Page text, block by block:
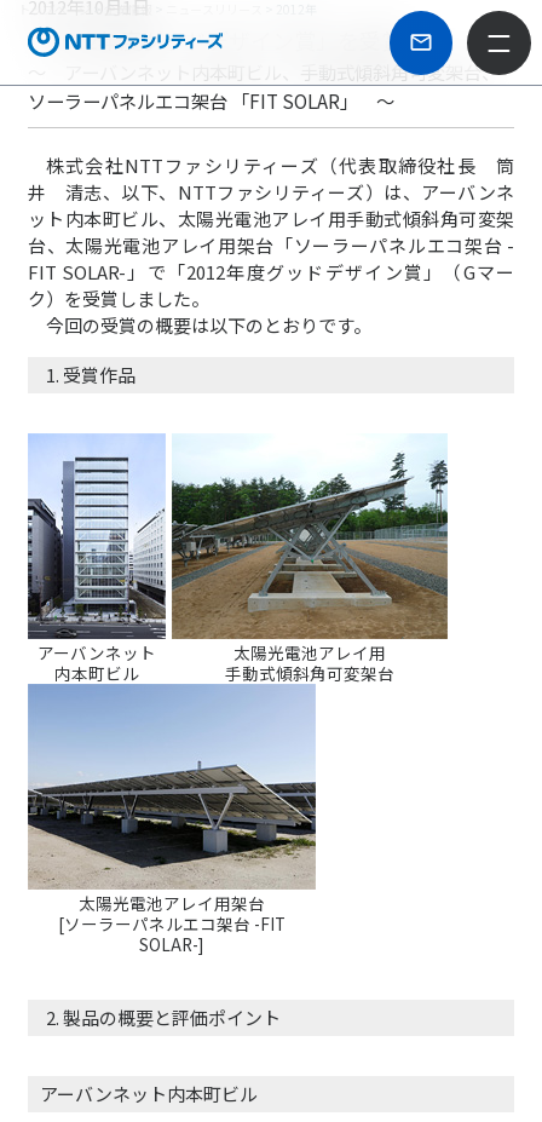
トップページ > 企業情報
2012年10月1日
「2012年度グッドデザイン賞」を受賞
～ アーバンネット内本町ビル、手動式傾斜角可変架台、
ソーラーパネルエコ架台 「FIT SOLAR」 ～
株式会社NTTファシリティーズ（代表取締役社長 筒
井 清志、以下、NTTファシリティーズ）は、アーバンネ
ット内本町ビル、太陽光電池アレイ用手動式傾斜角可変架
台、太陽光電池アレイ用架台「ソーラーパネルエコ架台 -
FIT SOLAR-」で「2012年度グッドデザイン賞」（Gマー
ク）を受賞しました。
今回の受賞の概要は以下のとおりです。
1. 受賞作品
アーバンネット
内本町ビル
太陽光電池アレイ用
手動式傾斜角可変架台
太陽光電池アレイ用架台
[ソーラーパネルエコ架台 -FIT
SOLAR-]
2. 製品の概要と評価ポイント
アーバンネット内本町ビル